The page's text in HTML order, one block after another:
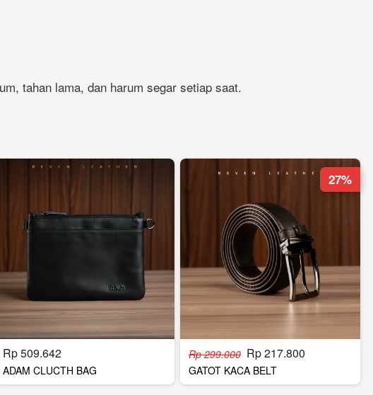
tahan lama, dan harum segar setiap saat.
Rp 509.642
ADAM CLUCTH BAG
Rp 299.000 Rp 217.800
GATOT KACA BELT
27%